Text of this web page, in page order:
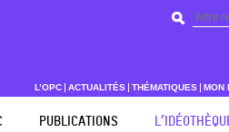
L’OPC ACTUALITÉS THÉMATIQUES MON
PUBLICATIONS